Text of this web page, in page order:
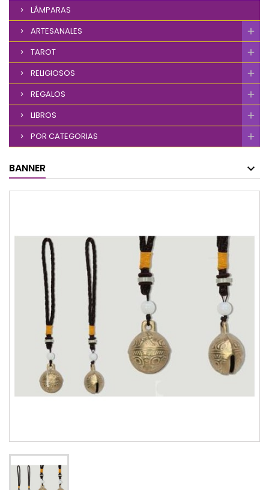
LÁMPARAS
ARTESANALES
TAROT
RELIGIOSOS
REGALOS
LIBROS
POR CATEGORIAS
BANNER